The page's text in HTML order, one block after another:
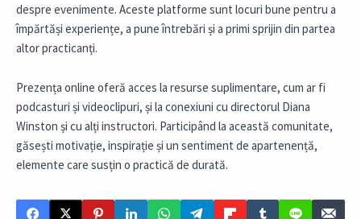
despre evenimente. Aceste platforme sunt locuri bune pentru a
împărtăși experiențe, a pune întrebări și a primi sprijin din partea
altor practicanți.
Prezența online oferă acces la resurse suplimentare, cum ar fi
podcasturi și videoclipuri, și la conexiuni cu directorul Diana
Winston și cu alți instructori. Participând la această comunitate,
găsești motivație, inspirație și un sentiment de apartenență,
elemente care susțin o practică de durată.